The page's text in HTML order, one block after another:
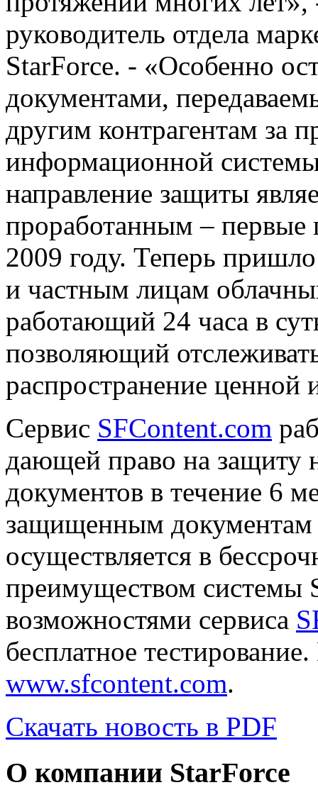
руководитель отдела
StarForce. - «Особенно
документами,
другим контрагентам за
информационной
направление защиты
проработанным –
2009 году. Теперь
и частным лицам
работающий 24 часа в
позволяющий
распространение
Сервис SFContent.com
дающей право на защиту
документов в течение 6
защищенным
осуществляется в
преимуществом системы
возможностями сервиса
бесплатное
www.sfcontent.com.
Скачать новость в PDF
О компании StarForce